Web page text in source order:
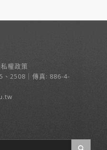
權政策
、2508｜傳真: 886-4-